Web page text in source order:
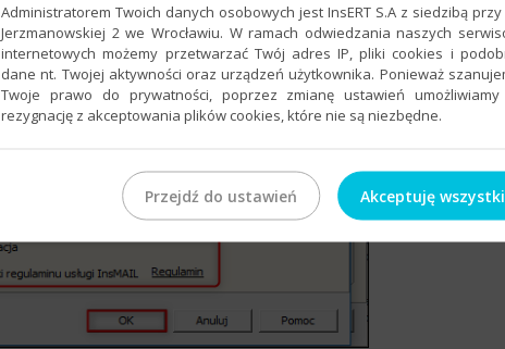
Administratorem Twoich danych osobowych jest InsERT S.A z siedzibą przy
Jerzmanowskiej 2 we Wrocławiu. W ramach odwiedzania naszych
internetowych możemy przetwarzać Twój adres IP, pliki cookies i
dane nt. Twojej aktywności oraz urządzeń użytkownika. Ponieważ
Twoje prawo do prywatności, poprzez zmianę ustawień umożliwiamy
rezygnację z akceptowania plików cookies, które nie są niezbędne.
Przejdź do ustawień Akceptuję